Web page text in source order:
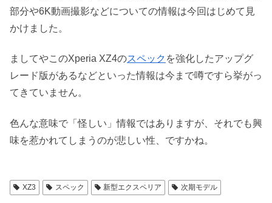
部分や6K動画撮影などについての情報は今回はじめて見
かけました。
ましてやこのXperia XZ4のスペック を強化したアップグ
レード版があるなどといった情報は今まで噂ですら挙がっ
てきていません。
色んな意味で「怪しい」情報ではありますが、それでも興
味を惹かれてしまうのが悲しい性、ですかね。
XZ3 スペック 新型エクスペリア 次期モデル